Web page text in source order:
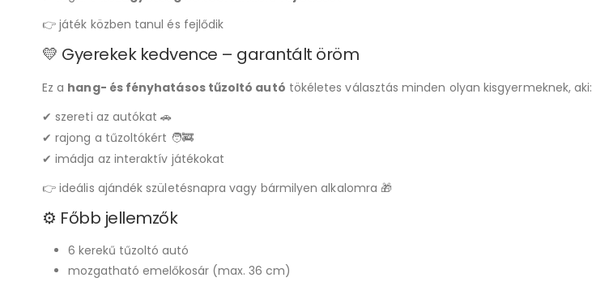
👉 játék közben tanul és fejlődik
💛 Gyerekek kedvence – garantált öröm
Ez a hang- és fényhatásos tűzoltó autó tökéletes választás minden olyan kisgyermeknek, aki:
✔ szereti az autókat 🚗
✔ rajong a tűzoltókért 🧑‍🚒
✔ imádja az interaktív játékokat
👉 ideális ajándék születésnapra vagy bármilyen alkalomra 🎁
⚙️ Főbb jellemzők
6 kerekű tűzoltó autó
mozgatható emelőkosár (max. 36 cm)